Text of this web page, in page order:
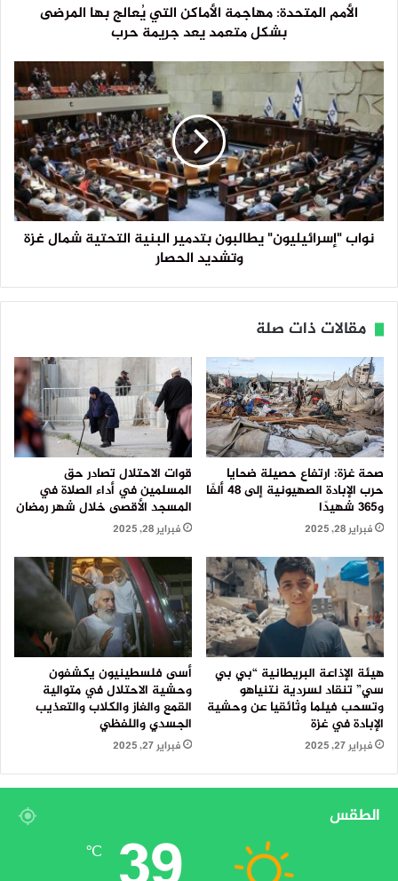
الأمم المتحدة: مهاجمة الأماكن التي يُعالج بها المرضى
بشكل متعمد يعد جريمة حرب
نواب "إسرائيليون" يطالبون بتدمير البنية التحتية شمال غزة
وتشديد الحصار
مقالات ذات صلة
صحة غزة: ارتفاع حصيلة ضحايا
حرب الإبادة الصهيونية إلى 48 ألفًا
و365 شهيدًا
فبراير 28, 2025
قوات الاحتلال تصادر حق
المسلمين في أداء الصلاة في
المسجد الأقصى خلال شهر رمضان
فبراير 28, 2025
هيئة الإذاعة البريطانية “بي بي
سي” تنقاد لسردية نتنياهو
وتسحب فيلما وثائقيا عن وحشية
الإبادة في غزة
فبراير 27, 2025
أسى فلسطينيون يكشفون
وحشية الاحتلال في متوالية
القمع والغاز والكلاب والتعذيب
الجسدي واللفظي
فبراير 27, 2025
الطقس
℃